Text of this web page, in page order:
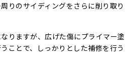
りのサイディングをさらに削り取り
りますが、広げた傷にプライマー塗
ことで、しっかりとした補修を行う